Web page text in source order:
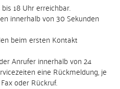
18 Uhr erreichbar.
innerhalb von 30 Sekunden
beim ersten Kontakt
Anrufer innerhalb von 24
eine Rückmel­dung, je
oder Rückruf.